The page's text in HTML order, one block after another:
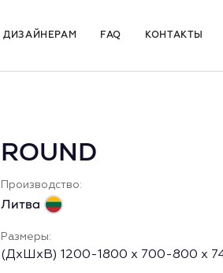
ДИЗАЙНЕРАМ FAQ КОНТАКТЫ
ROUND
Производство:
Литва
Размеры:
(ДхШхВ) 1200-1800 х 700-800 х